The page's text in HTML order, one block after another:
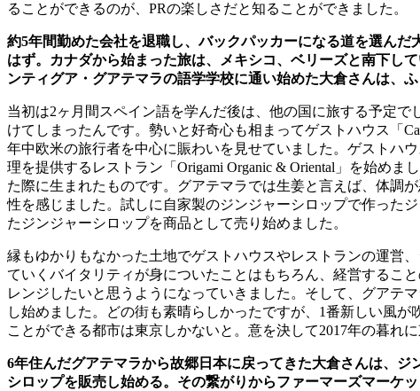
ることができるのが、 PRの楽しさだと知ることができました。
約5年間勤めた会社を退職し、バックパッカーになる道を選んだ
はず。カナダから始まった旅は、メキシコ、ベリーズと南下し
ンティグア・グアテマラの語学学校に通い始めた大倉さんは、
当初は2ヶ月間スペイン語を学んだ後は、他の国に旅する予定
けてしまったんです。勢いと好奇心も相まってゲストハウス「
年中欧米の旅行者を中心に賑わいを見せていました。ゲストハ
理を提供するレストラン「 Origami Organic & Oriental 」を始めま
た際に生まれたものです。グアテマラでは生姜と言えば、体調
性を感じました。試しに自家製のジンジャーシロップで作った
たジンジャーシロップを商品として売り始めました。
縁もゆかりもなかった土地でゲストハウスやレストランの運営
ていくバイタリティが身についたことはもちろん、経営するこ
レンジしたいと思うようになっていきました。そして、グアテ
し始めました。どの街も素晴らしかったですが、 1番新しい風が
ことができる都市は東京しかないと。意を決して2017年の暮れに
6年住んだグアテマラから故郷日本に戻ってきた大倉さんは、ジ
シロップを販売し始める。その繋がりからファーマーズマーケ